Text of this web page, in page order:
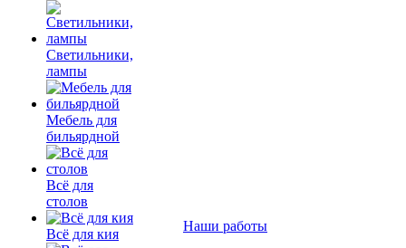
Светильники,
лампы
Мебель для
бильярдной
Всё для
столов
Всё для кия
Наши работы